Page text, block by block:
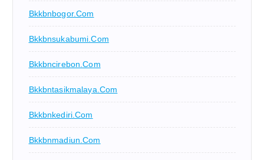
Bkkbnbogor.com
Bkkbnsukabumi.com
Bkkbncirebon.com
Bkkbntasikmalaya.com
Bkkbnkediri.com
Bkkbnmadiun.com